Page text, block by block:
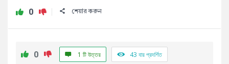
0 শেয়ার করুন
0 1 টি উত্তর 43 বার প্রদর্শিত